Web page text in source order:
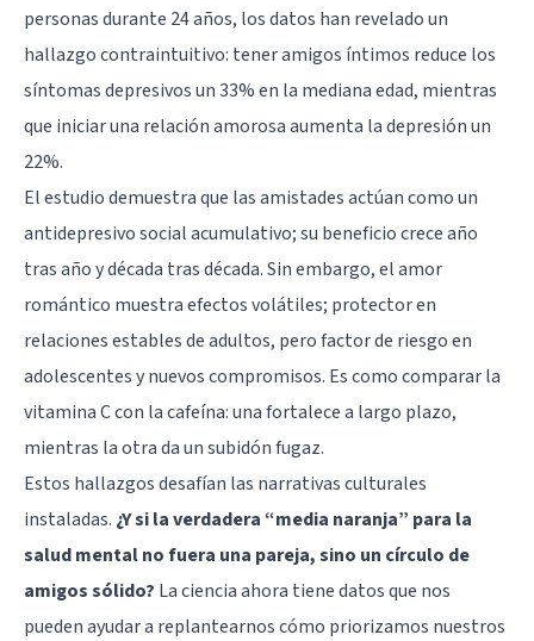
personas durante 24 años, los datos han revelado un
hallazgo contraintuitivo: tener amigos íntimos reduce los
síntomas depresivos un 33% en la mediana edad, mientras
que iniciar una relación amorosa aumenta la depresión un
22%.
El estudio demuestra que las amistades actúan como un
antidepresivo social acumulativo; su beneficio crece año
tras año y década tras década. Sin embargo, el amor
romántico muestra efectos volátiles; protector en
relaciones estables de adultos, pero factor de riesgo en
adolescentes y nuevos compromisos. Es como comparar la
vitamina C con la cafeína: una fortalece a largo plazo,
mientras la otra da un subidón fugaz.
Estos hallazgos desafían las narrativas culturales
instaladas. ¿Y si la verdadera “media naranja” para la
salud mental no fuera una pareja, sino un círculo de
amigos sólido? La ciencia ahora tiene datos que nos
pueden ayudar a replantearnos cómo priorizamos nuestros